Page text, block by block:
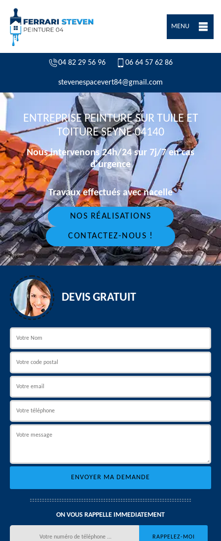
MENU
04 82 29 56 96 06 64 57 62 86
stevenespacevert84@gmail.com
ENTREPRISE PEINTURE SUR TUILE ET
TOITURE SEYNE 04140
Nous intervenons 24h/24 sur 7j/7 en cas
d'urgence
Travaux effectués avec nacelle
NOS RÉALISATIONS
CONTACTEZ-NOUS !
DEVIS GRATUIT
ON VOUS RAPPELLE IMMEDIATEMENT